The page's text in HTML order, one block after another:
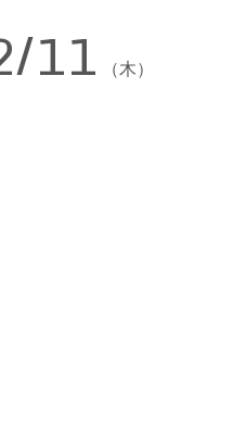
11 （木）